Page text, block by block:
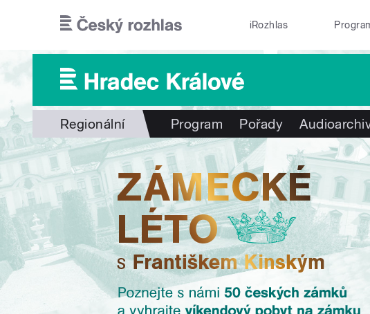
iRozhlas
Regionální Program Pořady